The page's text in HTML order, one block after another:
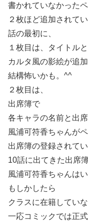
書かれていなかった
２枚ほど追加されてい
話の最初に、
１枚目は、タイトルと
カルタ風の影絵が追
結構怖いかも。^^ゞ
２枚目は、
出席簿で
各キャラの名前と出
風浦可符香ちゃんが
出席簿の登録されてい
10話に出てきた出席
風浦可符香ちゃんは
もしかしたら
クラスに在籍してい
一応コミックでは正